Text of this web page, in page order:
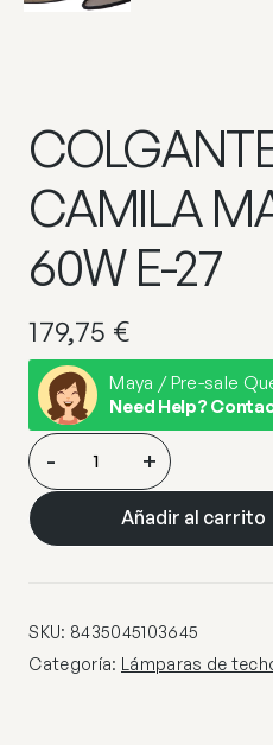
CAMILA
60W E-27
179,75 €
Maya / Pre-sale
Need Help?
COLGANTE
1L
CAMILA
MARRÓN
60W
E-
- +
Añadir al carrito
SKU: 8435045103645
Categoría: Lámparas de